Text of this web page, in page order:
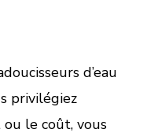
d’eau
privilégiez
ou le coût, vous